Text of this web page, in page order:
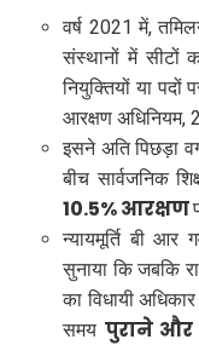
वर्ष 2021 में,
संस्थानों में सीटों
नियुक्तियों या पदों
आरक्षण अधिनियम,
इसने अति पिछड़ा
बीच सार्वजनिक
10.5% आरक्षण
न्यायमूर्ति बी आर
सुनाया कि जबकि
का विधायी
समय पुराने और